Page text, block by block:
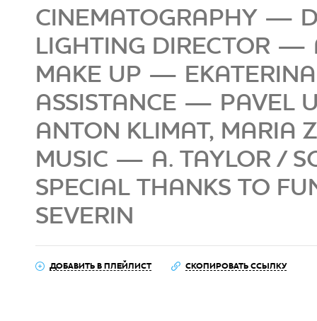
CINEMATOGRAPHY —
LIGHTING DIRECTOR —
MAKE UP —
ASSISTANCE — PAVEL
ANTON KLIMAT, MARIA
MUSIC — A. TAYLOR /
SPECIAL THANKS TO
SEVERIN
ДОБАВИТЬ В ПЛЕЙЛИСТ СКОПИРОВАТЬ ССЫЛКУ